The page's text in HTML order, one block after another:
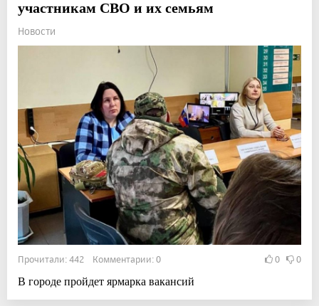
участникам СВО и их семьям
Новости
Прочитали: 442 Комментарии: 0 0 0
В городе пройдет ярмарка вакансий